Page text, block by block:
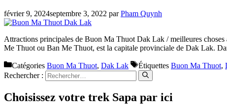
février 9, 2024septembre 3, 2022 parPham Quynh
Attractions principales de Buon Ma Thuot Dak Lak / meilleures
Me Thuot ou Ban Me Thuot, est la capitale provinciale de Dak Lak.
Catégories Buon Ma Thuot, Dak Lak Étiquettes Buon Ma Thuot,
Rechercher :
Choisissez votre trek Sapa par ici